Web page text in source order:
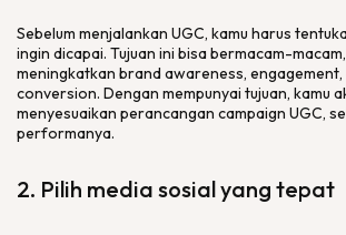
Sebelum menjalankan UGC, kamu harus
ingin dicapai. Tujuan ini bisa bermacam-
meningkatkan brand awareness, engagement
conversion. Dengan mempunyai tujuan, kamu
menyesuaikan perancangan campaign UGC,
performanya.
2. Pilih media sosial yang tepat